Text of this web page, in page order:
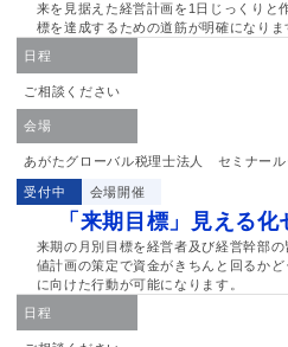
来を見据えた経営計画を1日じっくりと
標を達成するための道筋が明確になりま
日程
ご相談ください
会場
あがたグローバル税理士法人 セミナール
受付中 会場開催
「来期目標」見える
来期の月別目標を経営者及び経営幹部
値計画の策定で資金がきちんと回るか
に向けた行動が可能になります。
日程